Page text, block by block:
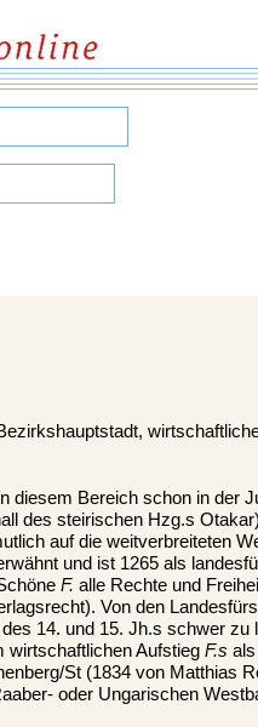
diesem Bereich schon in der
des steirischen Hzg.s
auf die weitverbreiteten
und ist 1265 als
F. alle Rechte und
Von den
des 14. und 15. Jh.s schwer
wirtschaftlichen Aufstieg F.s
St (1834 von Matthias
oder Ungarischen